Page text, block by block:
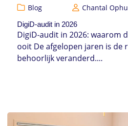
Blog Chantal
DigiD-audit in 2026
DigiD-audit in 2026: waarom
ooit De afgelopen jaren is de
behoorlijk veranderd....